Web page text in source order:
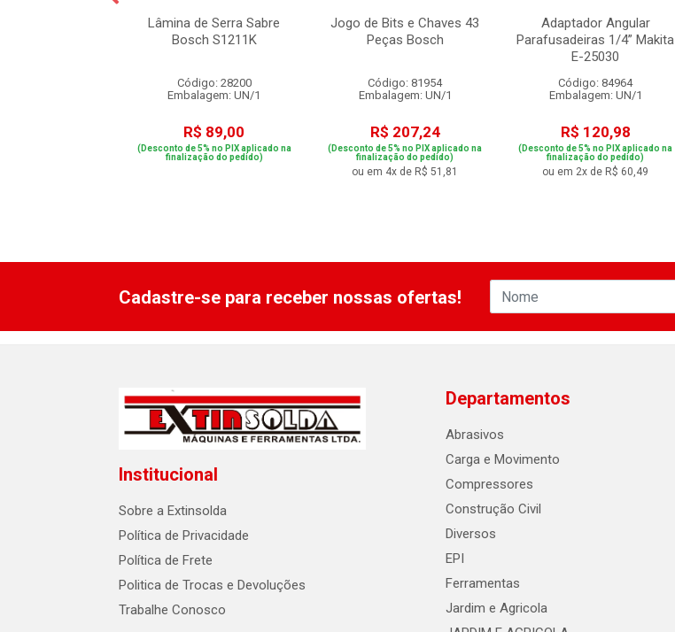
Lâmina de Serra Sabre
Bosch S1211K
Código: 28200
Embalagem: UN/1
R$ 89,00
(Desconto de 5% no PIX aplicado na
finalização do pedido)
Jogo de Bits e Chaves 43
Peças Bosch
Código: 81954
Embalagem: UN/1
R$ 207,24
(Desconto de 5% no PIX aplicado na
finalização do pedido)
ou em 4x de R$ 51,81
Adaptador Angular
Parafusadeiras 1/4” Makita
E-25030
Código: 84964
Embalagem: UN/1
R$ 120,98
(Desconto de 5% no PIX aplicado na
finalização do pedido)
ou em 2x de R$ 60,49
Cadastre-se para receber nossas ofertas!
Institucional
Sobre a Extinsolda
Política de Privacidade
Política de Frete
Politica de Trocas e Devoluções
Trabalhe Conosco
Departamentos
Abrasivos
Carga e Movimento
Compressores
Construção Civil
Diversos
EPI
Ferramentas
Jardim e Agricola